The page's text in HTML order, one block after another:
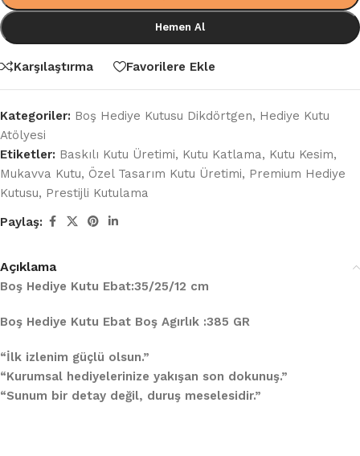
Hemen Al
Karşılaştırma Favorilere Ekle
Kategoriler: Boş Hediye Kutusu Dikdörtgen, Hediye Kutu
Atölyesi
Etiketler: Baskılı Kutu Üretimi, Kutu Katlama, Kutu Kesim,
Mukavva Kutu, Özel Tasarım Kutu Üretimi, Premium Hediye
Kutusu, Prestijli Kutulama
Paylaş:
Açıklama
Boş Hediye Kutu Ebat:35/25/12 cm
Boş Hediye Kutu Ebat Boş Agırlık :385 GR
“İlk izlenim güçlü olsun.”
“Kurumsal hediyelerinize yakışan son dokunuş.”
“Sunum bir detay değil, duruş meselesidir.”